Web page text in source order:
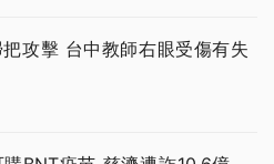
攻擊 台中教師右眼受傷有失